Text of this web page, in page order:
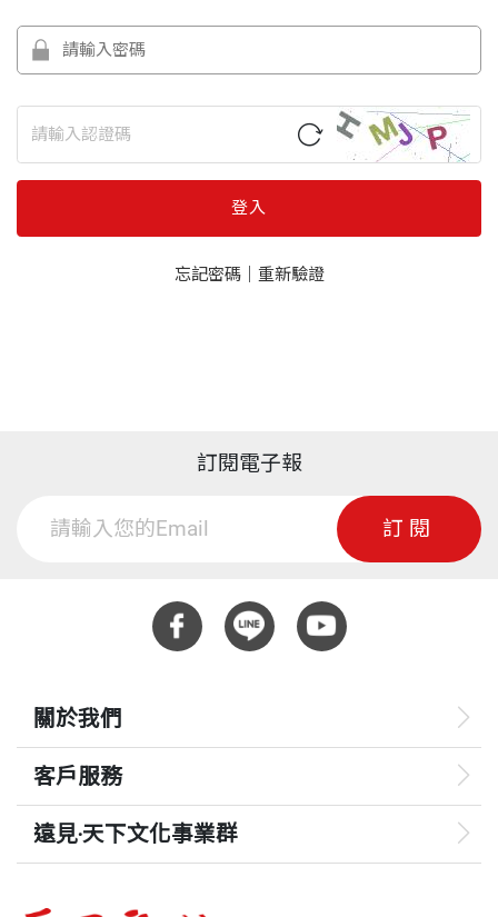
登入
忘記密碼｜ 重新驗證
訂閱電子報
訂閱
關於我們
客戶服務
遠見‧天下文化事業群